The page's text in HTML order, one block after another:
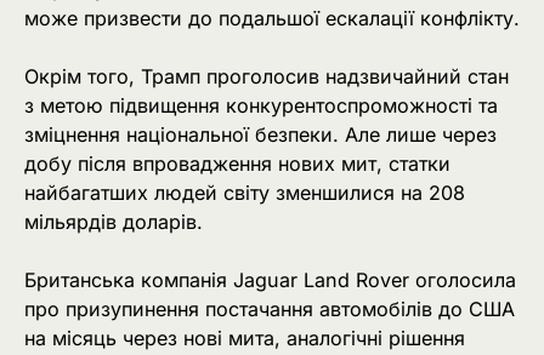
може призвести до подальшої ескалації конфлікту.
Окрім того, Трамп проголосив надзвичайний стан
з метою підвищення конкурентоспроможності та
зміцнення національної безпеки. Але лише через
добу після впровадження нових мит, статки
найбагатших людей світу зменшилися на 208
мільярдів доларів.
Британська компанія Jaguar Land Rover оголосила
про призупинення постачання автомобілів до США
на місяць через нові мита, аналогічні рішення